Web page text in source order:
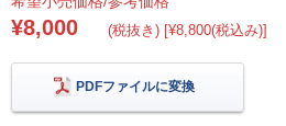
¥8,000 (税抜き) [¥8,800(税込み)]
PDFファイルに変換